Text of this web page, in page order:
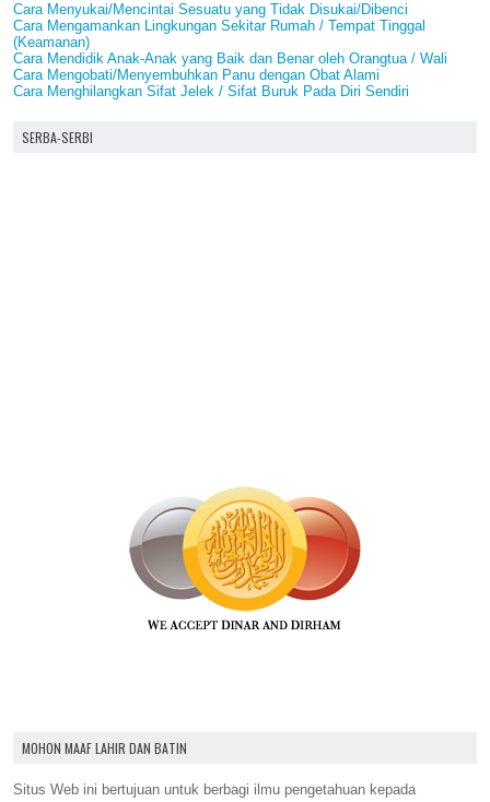
Cara Menyukai/Mencintai Sesuatu yang Tidak Disukai/Dibenci
Cara Mengamankan Lingkungan Sekitar Rumah / Tempat Tinggal
(Keamanan)
Cara Mendidik Anak-Anak yang Baik dan Benar oleh Orangtua / Wali
Cara Mengobati/Menyembuhkan Panu dengan Obat Alami
Cara Menghilangkan Sifat Jelek / Sifat Buruk Pada Diri Sendiri
SERBA-SERBI
MOHON MAAF LAHIR DAN BATIN
Situs Web ini bertujuan untuk berbagi ilmu pengetahuan kepada